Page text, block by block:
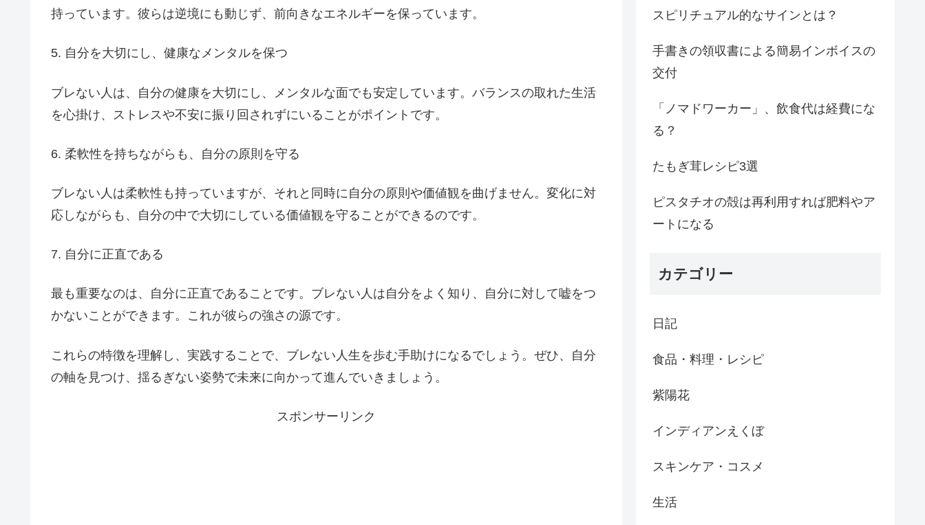
持っています。彼らは逆境にも動じず、前向きなエネルギーを保っています。
5. 自分を大切にし、健康なメンタルを保つ
ブレない人は、自分の健康を大切にし、メンタルな面でも安定しています。バランスの取れた生活
を心掛け、ストレスや不安に振り回されずにいることがポイントです。
6. 柔軟性を持ちながらも、自分の原則を守る
ブレない人は柔軟性も持っていますが、それと同時に自分の原則や価値観を曲げません。変化に対
応しながらも、自分の中で大切にしている価値観を守ることができるのです。
7. 自分に正直である
最も重要なのは、自分に正直であることです。ブレない人は自分をよく知り、自分に対して嘘をつ
かないことができます。これが彼らの強さの源です。
これらの特徴を理解し、実践することで、ブレない人生を歩む手助けになるでしょう。ぜひ、自分
の軸を見つけ、揺るぎない姿勢で未来に向かって進んでいきましょう。
スポンサーリンク
スピリチュアル的なサインとは？
手書きの領収書による簡易インボイスの
交付
「ノマドワーカー」、飲食代は経費にな
る？
たもぎ茸レシピ3選
ピスタチオの殻は再利用すれば肥料やア
ートになる
カテゴリー
日記
食品・料理・レシピ
紫陽花
インディアンえくぼ
スキンケア・コスメ
生活